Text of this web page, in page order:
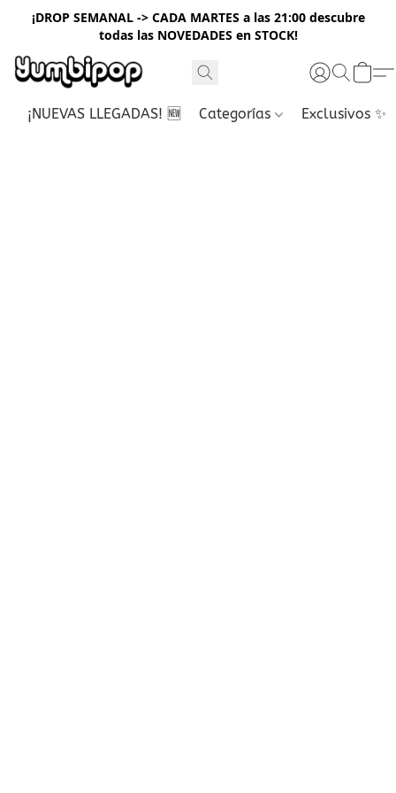
¡DROP SEMANAL -> CADA MARTES a las 21:00 descubre
todas las NOVEDADES en STOCK!
¡NUEVAS LLEGADAS! 🆕 Categorías Exclusivos ✨